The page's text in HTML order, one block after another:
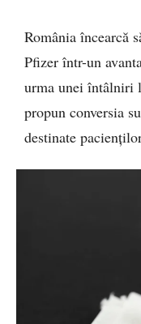
România încearcă
Pfizer într-un
urma unei întâlniri
propun conversia
destinate